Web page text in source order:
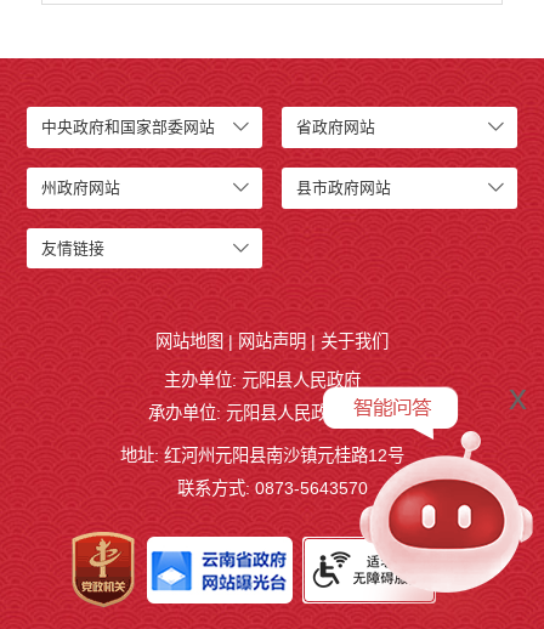
中央政府和国家部委网站 省政府网站
州政府网站 县市政府网站
友情链接
x
网站地图 | 网站声明 | 关于我们
主办单位: 元阳县人民政府
承办单位: 元阳县人民政府办公室
地址: 红河州元阳县南沙镇元桂路12号
联系方式: 0873-5643570